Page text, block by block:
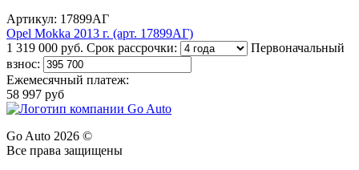
Артикул: 17899АГ
Opel Mokka 2013 г. (арт. 17899АГ)
1 319 000 руб. Срок рассрочки:
Первоначальный
взнос:
Ежемесячный платеж:
58 997 руб
Go Auto 2026 ©
Все права защищены